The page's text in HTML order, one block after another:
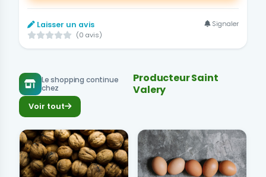
Laisser un avis
(0 avis)
Signaler
Le shopping continue
chez
Producteur Saint
Valery
Voir tout